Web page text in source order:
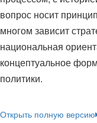
вопрос носит
многом зависит
национальная
концептуальное
политики.
Открыть полную версию